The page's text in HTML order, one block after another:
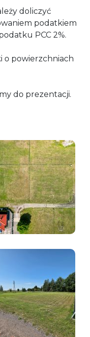
doliczyć
podatkiem
PCC 2%.
o powierzchniach
do prezentacji.